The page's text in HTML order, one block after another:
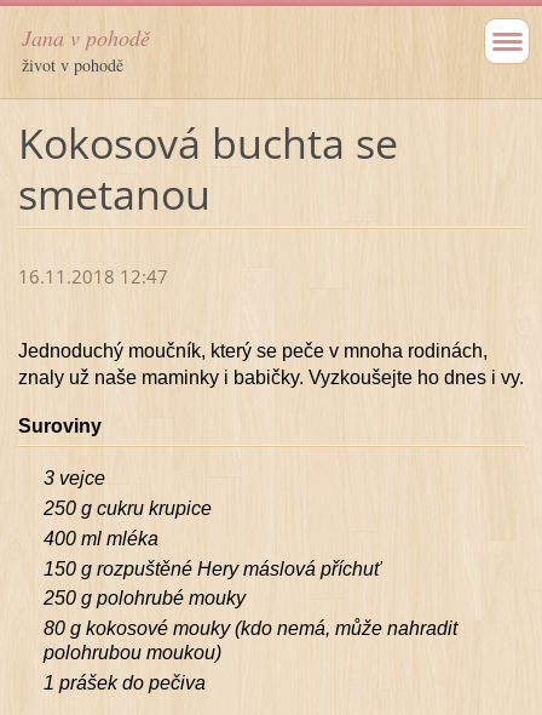
Jana v pohodě
život v pohodě
Kokosová buchta se
smetanou
16.11.2018 12:47
Jednoduchý moučník, který se peče v mnoha rodinách,
znaly už naše maminky i babičky. Vyzkoušejte ho dnes i vy.
Suroviny
3 vejce
250 g cukru krupice
400 ml mléka
150 g rozpuštěné Hery máslová příchuť
250 g polohrubé mouky
80 g kokosové mouky (kdo nemá, může nahradit
polohrubou moukou)
1 prášek do pečiva